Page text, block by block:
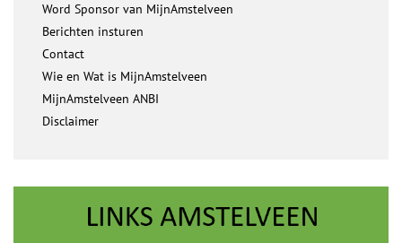
Word Sponsor van MijnAmstelveen
Berichten insturen
Contact
Wie en Wat is MijnAmstelveen
MijnAmstelveen ANBI
Disclaimer